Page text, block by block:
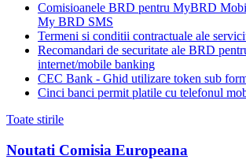
Comisioanele BRD pentru MyBRD
My BRD SMS
Termeni si conditii contractuale ale
Recomandari de securitate ale BRD
internet/mobile banking
CEC Bank - Ghid utilizare token sub
Cinci banci permit platile cu telefonul
Toate stirile
Noutati Comisia Europeana